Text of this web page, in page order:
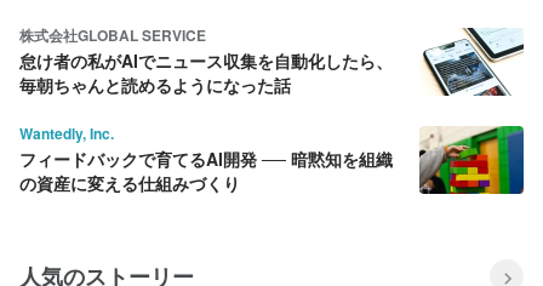
株式会社GLOBAL SERVICE
怠け者の私がAIでニュース収集を自動化したら、
毎朝ちゃんと読めるようになった話
Wantedly, Inc.
フィードバックで育てるAI開発 ── 暗黙知を組織
の資産に変える仕組みづくり
人気のストーリー